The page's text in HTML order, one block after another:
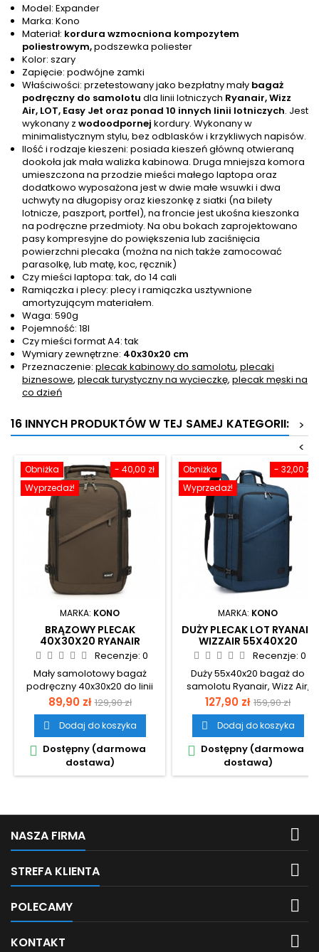
Model: Expander
Marka: Kono
Materiał: kordura wzmocniona kompozytem
poliestrowym,podszewka poliester
Kolor: szary
Zapięcie: podwójne zamki
Właściwości: przetestowany jako bezpłatny mały bagaż
podręczny do samolotu dla linii lotniczych Ryanair, Wizz
Air, LOT, Easy Jet oraz ponad 10 innych linii lotniczych. Jest
wykonany z wodoodpornej kordury. Wykonany w
minimalistycznym stylu, bez odblasków i krzykliwych napisów.
Ilość i rodzaje kieszeni: posiada kieszeń główną otwieraną
dookoła jak mała walizka kabinowa. Druga mniejsza komora
umieszczona na przodzie mieści małego laptopa oraz
dodatkowo wyposażona jest w dwie małe wsuwki i dwa
uchwyty na długopisy oraz kieszonkę z siatki (na bilety
lotnicze, paszport, portfel), na froncie jest ukośna kieszonka
na podręczne przedmioty. Na obu bokach zaprojektowano
pasy kompresyjne do powiększenia lub zaciśnięcia
powierzchni plecaka (można na nich także zamocować
parasolkę, lub matę, koc, ręcznik)
Czy mieści laptopa: tak, do 14 cali
Ramiączka i plecy: plecy i ramiączka usztywnione
amortyzującym materiałem.
Waga: 590g
Pojemność: 18l
Czy mieści format A4: tak
Wymiary zewnętrzne: 40x30x20 cm
Przeznaczenie: plecak kabinowy do samolotu, plecaki
biznesowe, plecak turystyczny na wycieczkę, plecak męski na
co dzień
16 INNYCH PRODUKTÓW W TEJ SAMEJ KATEGORII:
>
<
- 40,00 zł
Obniżka
Wyprzedaż!
MARKA: KONO
BRĄZOWY PLECAK
40X30X20 RYANAIR
WIZZAIR KABINOWY MAŁY
20L KONO EXPANDER
Recenzje: 0
Mały samolotowy bagaż
podręczny 40x30x20 do linii
Ryanair, Wizz Air.
Cena
89,90 zł Cena
podstawowa
129,90 zł
 Dodaj do koszyka
 Dostępny (darmowa
dostawa)
- 32,00 zł
Obniżka
Wyprzedaż!
MARKA: KONO
DUŻY PLECAK LOT RYANAIR
WIZZAIR 55X40X20
GRANATOWY 40L
EXPANDER 3.0
Recenzje: 0
Duży 55x40x20 bagaż do
samolotu Ryanair, Wizz Air,
LOT.
Cena
127,90 zł Cena
159,90 zł
 Dodaj do koszyka
 Dostępny (darmowa
dostawa)
NASZA FIRMA 
STREFA KLIENTA 
POLECAMY 
KONTAKT 